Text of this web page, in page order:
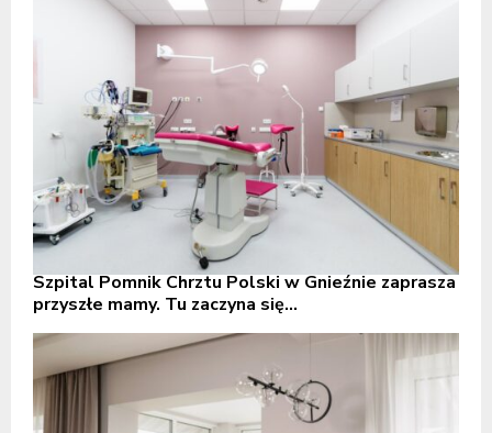
Szpital Pomnik Chrztu Polski w Gnieźnie zaprasza
przyszłe mamy. Tu zaczyna się...